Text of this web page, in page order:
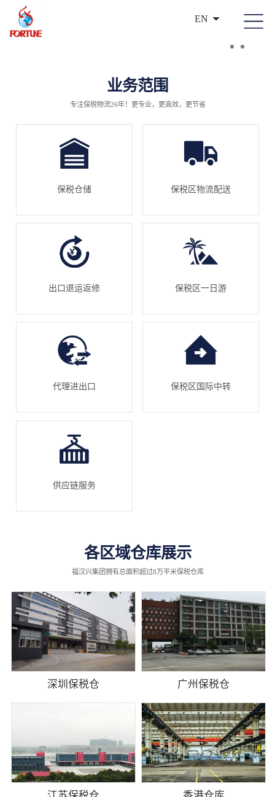
EN
业务范围
专注保税物流26年！更专业，更高效，更节省
保税仓储 保税区物流配送
出口退运返修 保税区一日游
代理进出口 保税区国际中转
供应链服务
各区域仓库展示
福汉兴集团拥有总面积超过8万平米保税仓库
深圳保税仓 广州保税仓